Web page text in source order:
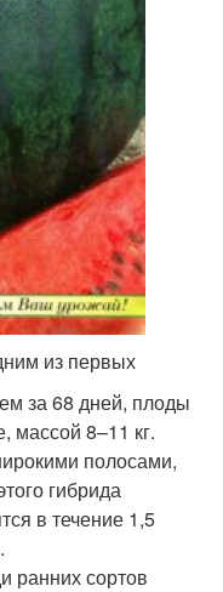
из первых
за 68 дней, плоды
массой 8–11 кг.
полосами,
гибрида
в течение 1,5
ранних сортов